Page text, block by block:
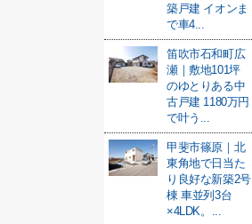
築戸建 イオンま
で車4...
笛吹市石和町広
瀬｜敷地101坪
のゆとりある中
古戸建 1180万円
で叶う...
甲斐市篠原｜北
東角地で日当た
り良好な新築2号
棟 車並列3台
×4LDK。...